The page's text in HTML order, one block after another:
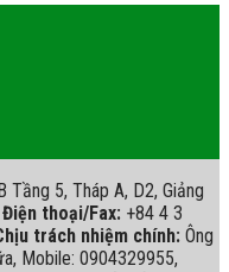
Tầng 5, Tháp A, D2, Giảng
Điện thoại/Fax: +84 4 3
trách nhiệm chính: Ông
Mobile: 0904329955,